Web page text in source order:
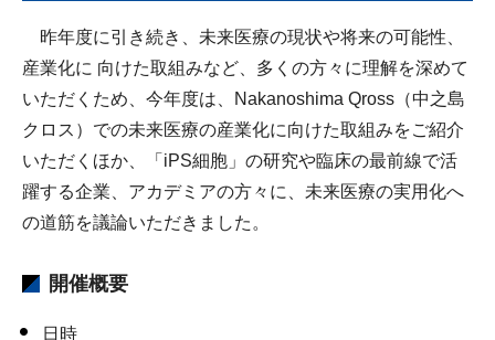
昨年度に引き続き、未来医療の現状や将来の可能性、
産業化に 向けた取組みなど、多くの方々に理解を深めて
いただくため、今年度は、Nakanoshima Qross（中之島
クロス）での未来医療の産業化に向けた取組みをご紹介
いただくほか、「iPS細胞」の研究や臨床の最前線で活
躍する企業、アカデミアの方々に、未来医療の実用化へ
の道筋を議論いただきました。
開催概要
日時